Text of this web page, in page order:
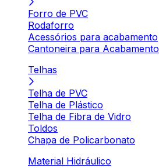
Forro de PVC
Rodaforro
Acessórios para acabamento
Cantoneira para Acabamento
Telhas
Telha de PVC
Telha de Plástico
Telha de Fibra de Vidro
Toldos
Chapa de Policarbonato
Material Hidráulico